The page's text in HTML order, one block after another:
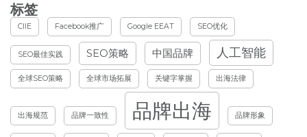
标签
CIIE Facebook推广 Google EEAT SEO优化
SEO最佳实践 SEO策略 中国品牌 人工智能
全球SEO策略 全球市场拓展 关键字掌握 出海法律
出海规范 品牌一致性 品牌出海 品牌形象